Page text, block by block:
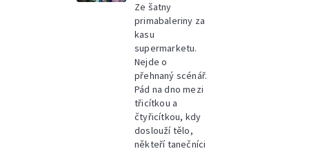
Ze šatny
primabaleriny za
kasu
supermarketu.
Nejde o
přehnaný scénář.
Pád na dno mezi
třicítkou a
čtyřicítkou, kdy
doslouží tělo,
někteří tanečníci